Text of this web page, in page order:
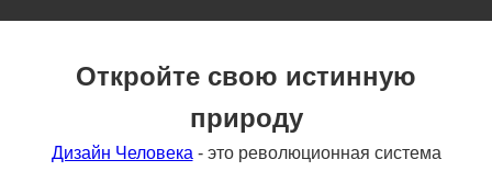
Откройте свою истинную
природу
Дизайн Человека - это революционная система